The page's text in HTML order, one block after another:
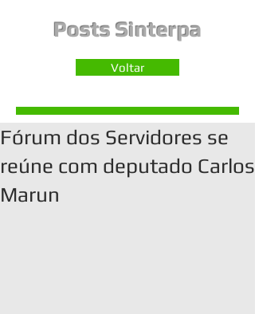
Posts Sinterpa
Voltar
Fórum dos Servidores se
reúne com deputado Carlos
Marun